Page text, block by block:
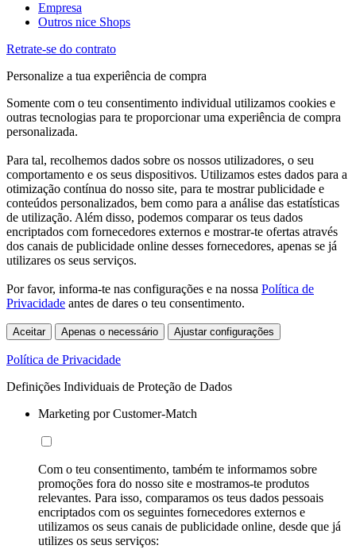
Empresa
Outros nice Shops
Retrate-se do contrato
Personalize a tua experiência de compra
Somente com o teu consentimento individual utilizamos cookies e
outras tecnologias para te proporcionar uma experiência de compra
personalizada.
Para tal, recolhemos dados sobre os nossos utilizadores, o seu
comportamento e os seus dispositivos. Utilizamos estes dados para a
otimização contínua do nosso site, para te mostrar publicidade e
conteúdos personalizados, bem como para a análise das estatísticas
de utilização. Além disso, podemos comparar os teus dados
encriptados com fornecedores externos e mostrar-te ofertas através
dos canais de publicidade online desses fornecedores, apenas se já
utilizares os seus serviços.
Por favor, informa-te nas configurações e na nossa Política de
Privacidade antes de dares o teu consentimento.
Aceitar Apenas o necessário Ajustar configurações
Política de Privacidade
Definições Individuais de Proteção de Dados
Marketing por Customer-Match
Com o teu consentimento, também te informamos sobre
promoções fora do nosso site e mostramos-te produtos
relevantes. Para isso, comparamos os teus dados pessoais
encriptados com os seguintes fornecedores externos e
utilizamos os seus canais de publicidade online, desde que já
utilizes os seus serviços: